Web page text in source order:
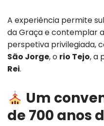
A experiência permite
da Graça e contemplar
perspetiva privilegiada,
São Jorge, o rio Tejo, a
Rei.
Um
de 700 anos